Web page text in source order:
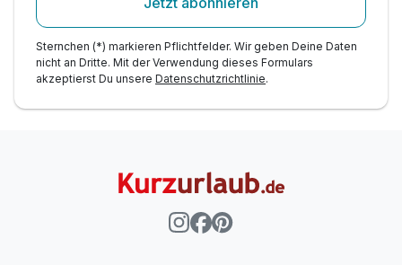
Sternchen (*) markieren Pflichtfelder. Wir geben Deine Daten
nicht an Dritte. Mit der Verwendung dieses Formulars
akzeptierst Du unsere Datenschutzrichtlinie.